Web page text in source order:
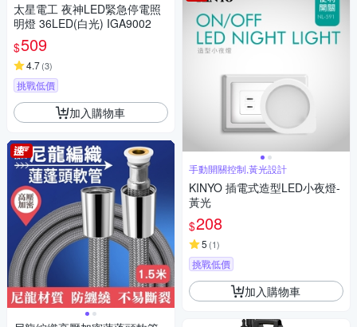
太星電工 夜神LED緊急停電照
明燈 36LED(白光) IGA9002
$509
4.7(3)
挑戰低價
加入購物車
手動開關控制,黃光設計
KINYO 插電式造型LED小夜燈-
黃光
$208
5 (1)
挑戰低價
加入購物車